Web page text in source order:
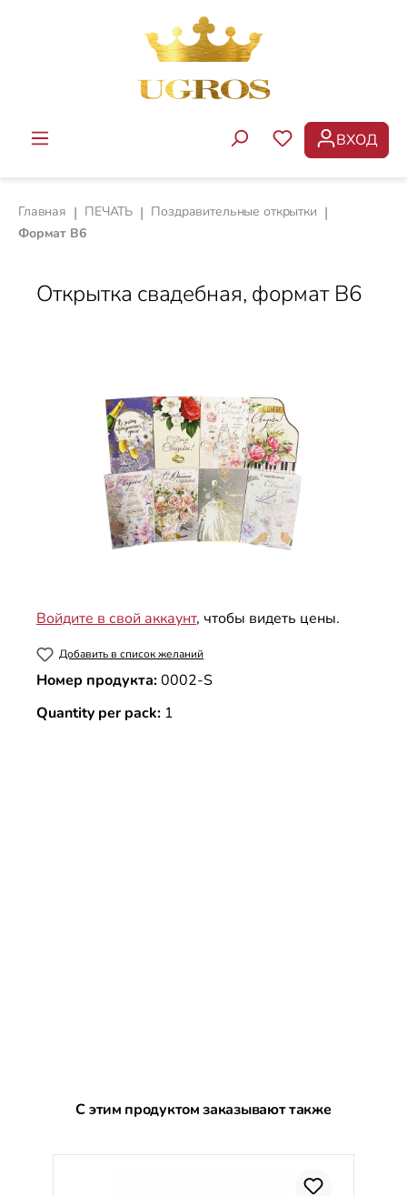
Перейти к основному содержанию
У ВАС ЕСТЬ
ВХОД
Главная | ПЕЧАТЬ | Поздравительные открытки |
Формат В6
Открытка свадебная, формат B6
Войдите в свой аккаунт, чтобы видеть цены.
Добавить в список желаний
Номер продукта:0002-S
Quantity per pack: 1
Пропустить галерею продуктов
С этим продуктом заказывают также